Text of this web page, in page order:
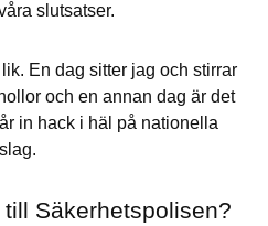
slutsatser.
En dag sitter jag och stirrar
och en annan dag är det
in hack i häl på nationella
Säkerhetspolisen?